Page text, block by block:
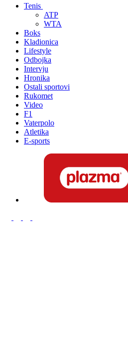
Tenis
ATP
WTA
Boks
Kladionica
Lifestyle
Odbojka
Intervju
Hronika
Ostali sportovi
Rukomet
Video
F1
Vaterpolo
Atletika
E-sports